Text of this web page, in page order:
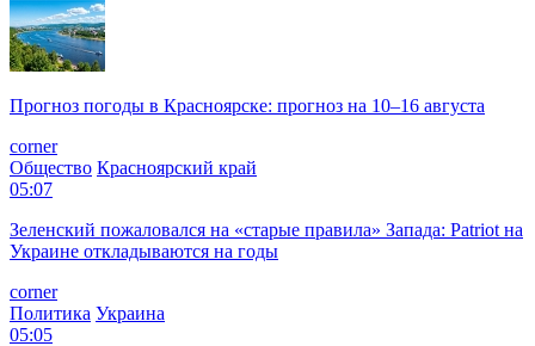
Прогноз погоды в Красноярске: прогноз на 10–16 августа
corner
Общество Красноярский край
05:07
Зеленский пожаловался на «старые правила» Запада: Patriot на
Украине откладываются на годы
corner
Политика Украина
05:05